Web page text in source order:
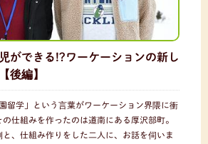
ができる!?ワーケーションの新し
後編】
留学」という言葉がワーケーション界隈に衝
仕組みを作ったのは道南にある厚沢部町。
、仕組み作りをした二人に、お話を伺いま